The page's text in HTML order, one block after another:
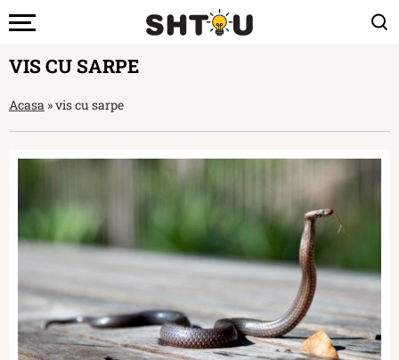
VIS CU SARPE
Acasa »vis cu sarpe